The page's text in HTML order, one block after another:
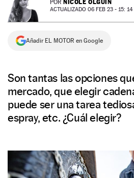
NEWSLETTER
SÍGUENOS
POR NICOLE OLGUÍN
ACTUALIZADO 06 FEB 23 - 15: 14
Añadir EL MOTOR en Google
Son tantas las opciones
mercado, que elegir
puede ser una tarea
espray, etc. ¿Cuál elegir?